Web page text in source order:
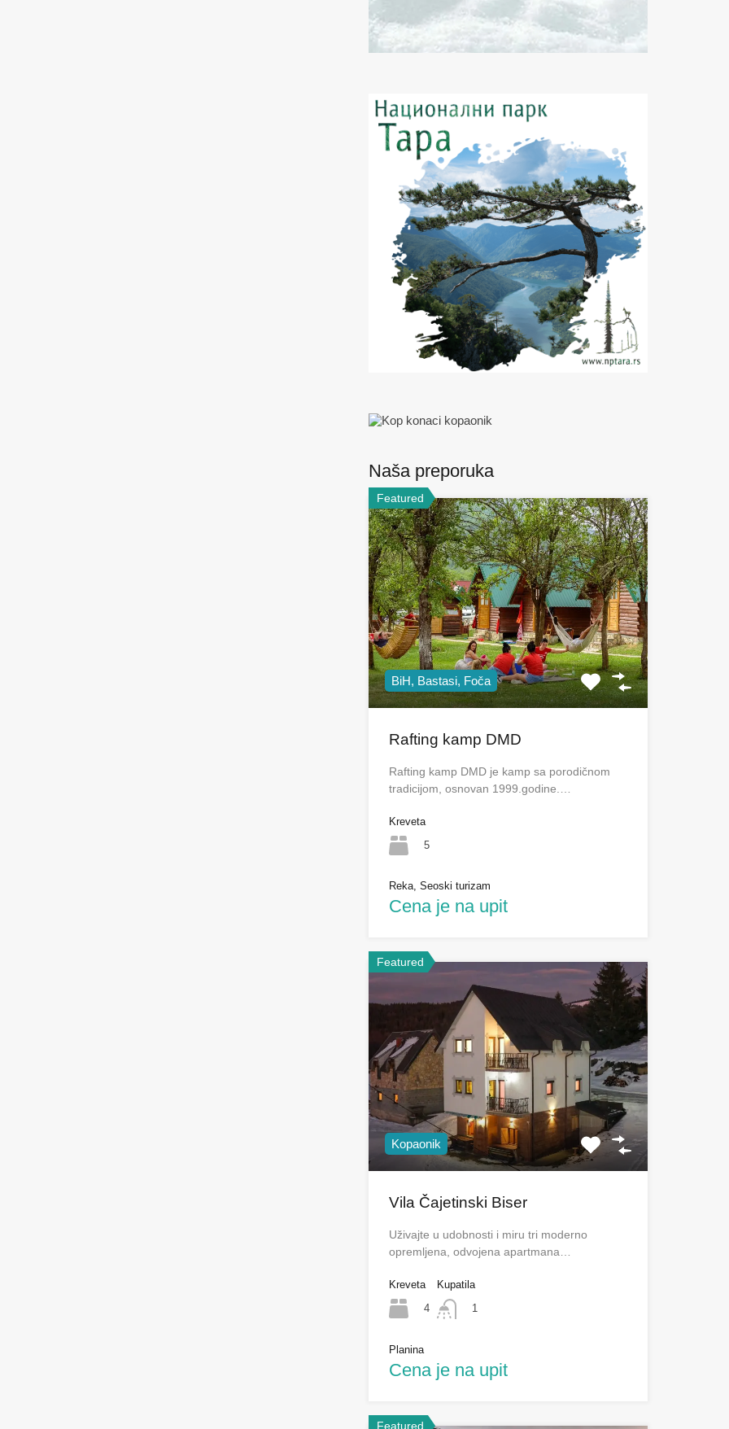
Naša preporuka
Featured
BiH, Bastasi, Foča
Rafting kamp DMD
Rafting kamp DMD je kamp sa porodičnom
tradicijom, osnovan 1999.godine.…
Kreveta
5
Reka, Seoski turizam
Cena je na upit
Featured
Kopaonik
Vila Čajetinski Biser
Uživajte u udobnosti i miru tri moderno
opremljena, odvojena apartmana…
Kreveta
4
Kupatila
1
Planina
Cena je na upit
Featured